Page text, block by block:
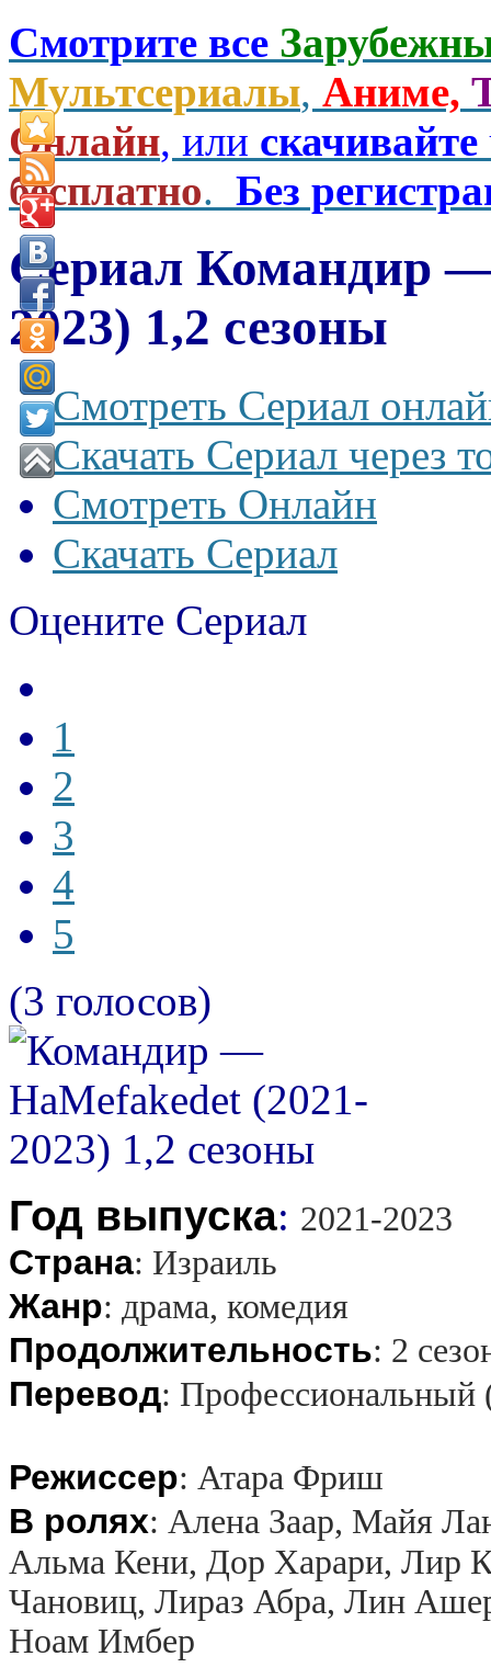
Смотрите все
Мультсериалы, Аниме,
Онлайн, или скачивайте
бесплатно. Без
Сериал Командир
2023) 1,2 сезоны
Смотреть Сериал
Скачать Сериал через
Смотреть Онлайн
Скачать Сериал
Оцените Сериал
1
2
3
4
5
(3 голосов)
Год выпуска: 2021-2023
Страна: Израиль
Жанр: драма, комедия
Продолжительность: 2
Перевод: Профессиональный
Режиссер: Атара Фриш
В ролях: Алена Заар, Майя
Альма Кени, Дор Харари, Лир
Чановиц, Лираз Абра, Лин
Ноам Имбер